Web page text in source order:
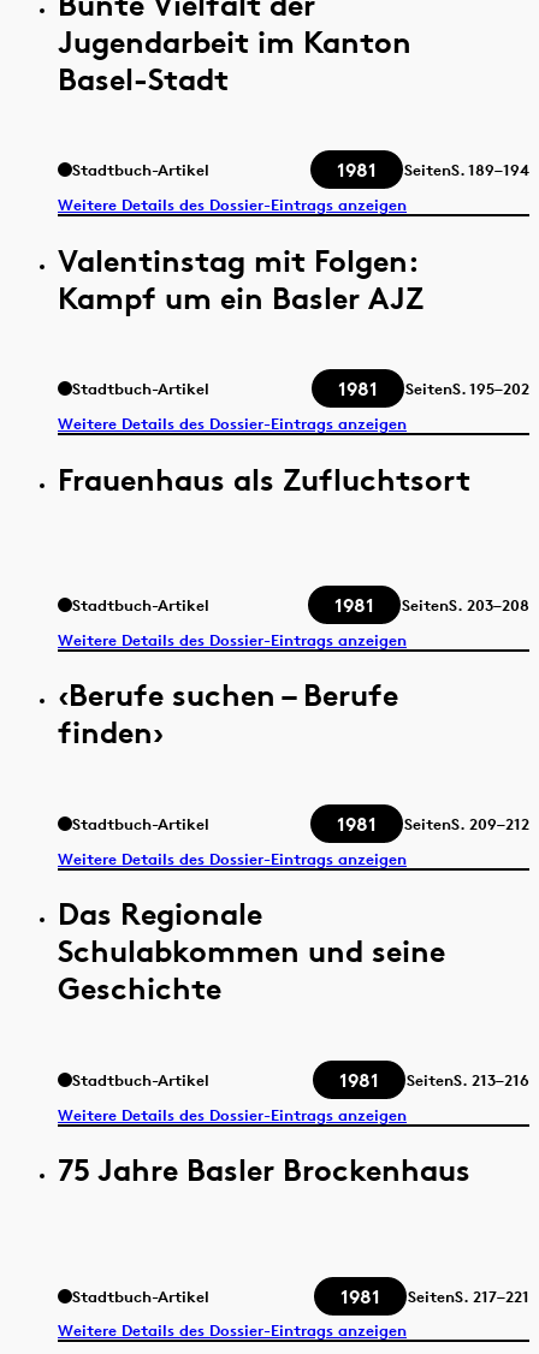
Jugendarbeit im Kanton
Basel-Stadt
Stadtbuch-Artikel 1981 SeitenS.189–194
Weitere Details des Dossier-Eintrags anzeigen
Valentinstag mit Folgen:
Kampf um ein Basler AJZ
Stadtbuch-Artikel 1981 SeitenS.195–202
Weitere Details des Dossier-Eintrags anzeigen
Frauenhaus als Zufluchtsort
Stadtbuch-Artikel 1981 SeitenS. 203–208
Weitere Details des Dossier-Eintrags anzeigen
‹Berufe suchen – Berufe
finden›
Stadtbuch-Artikel 1981 SeitenS. 209–212
Weitere Details des Dossier-Eintrags anzeigen
Das Regionale
Schulabkommen und seine
Geschichte
Stadtbuch-Artikel 1981 SeitenS. 213–216
Weitere Details des Dossier-Eintrags anzeigen
75 Jahre Basler Brockenhaus
Stadtbuch-Artikel 1981 SeitenS. 217–221
Weitere Details des Dossier-Eintrags anzeigen